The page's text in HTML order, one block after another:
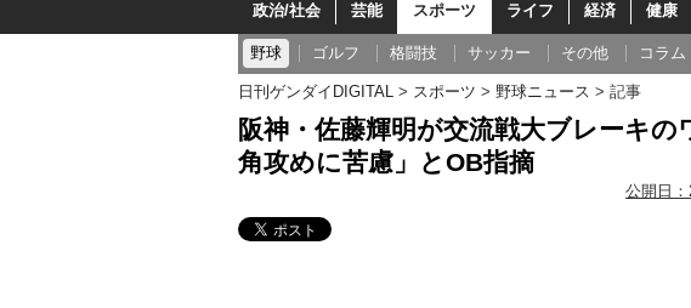
政治/社会 芸能 スポーツ ライフ 経済 健康
野球 ゴルフ 格闘技 サッカー その他 コラム
日刊ゲンダイDIGITAL スポーツ 野球ニュース 記事
阪神・佐藤輝明が交流戦大ブレーキ
角攻めに苦慮」とOB指摘
公開日：